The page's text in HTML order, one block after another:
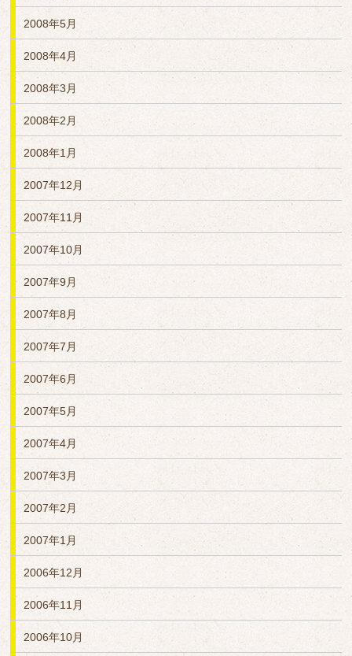
2008年5月
2008年4月
2008年3月
2008年2月
2008年1月
2007年12月
2007年11月
2007年10月
2007年9月
2007年8月
2007年7月
2007年6月
2007年5月
2007年4月
2007年3月
2007年2月
2007年1月
2006年12月
2006年11月
2006年10月